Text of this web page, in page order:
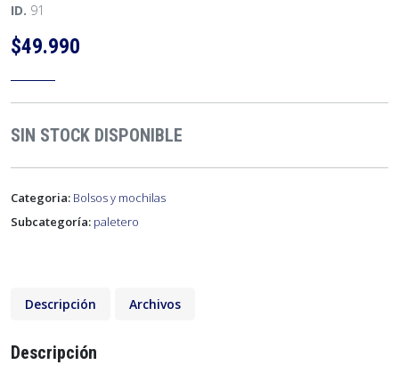
ID. 91
$49.990
SIN STOCK DISPONIBLE
Categoria: Bolsos y mochilas
Subcategoría: paletero
Descripción Archivos
Descripción